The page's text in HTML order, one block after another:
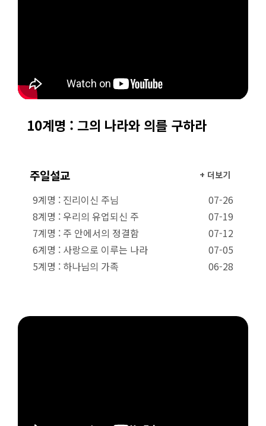
10계명 : 그의 나라와 의를 구하라
주일설교 + 더보기
9계명 : 진리이신 주님
07-26
8계명 : 우리의 유업되신 주
07-19
7계명 : 주 안에서의 정결함
07-12
6계명 : 사랑으로 이루는 나라
07-05
5계명 : 하나님의 가족
06-28